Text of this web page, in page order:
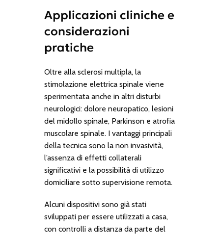
Applicazioni cliniche e
considerazioni
pratiche
Oltre alla sclerosi multipla, la
stimolazione elettrica spinale viene
sperimentata anche in altri disturbi
neurologici: dolore neuropatico, lesioni
del midollo spinale, Parkinson e atrofia
muscolare spinale. I vantaggi principali
della tecnica sono la non invasività,
l’assenza di effetti collaterali
significativi e la possibilità di utilizzo
domiciliare sotto supervisione remota.
Alcuni dispositivi sono già stati
sviluppati per essere utilizzati a casa,
con controlli a distanza da parte del